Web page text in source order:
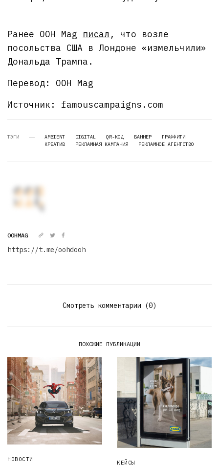
Ранее OOH Mag писал , что возле
посольства США в Лондоне «измельчили»
Дональда Трампа.
Перевод: OOH Mag
Источник: famouscampaigns.com
ТЭГИ AMBIENT DIGITAL QR-КОД БАННЕР
ГРАФФИТИ
КРЕАТИВ
РЕКЛАМНАЯ КАМПАНИЯ РЕКЛАМНОЕ АГЕНТСТВО
OOHMAG
https://t.me/oohdooh
Смотреть комментарии (0)
ПОХОЖИЕ ПУБЛИКАЦИИ
НОВОСТИ
КЕЙСЫ